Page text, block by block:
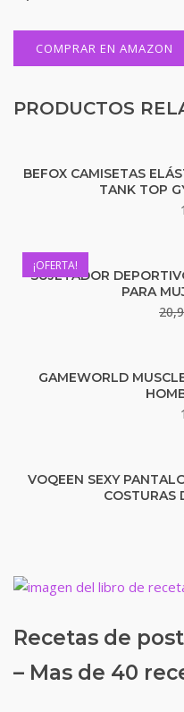
COMPRAR EN AMAZON
PRODUCTOS
BEFOX CAMISETAS
TANK TOP
¡OFERTA!
SUJETADOR
PARA
GAMEWORLD
VOQEEN SEXY
COSTURAS
Recetas de
– Mas de 40